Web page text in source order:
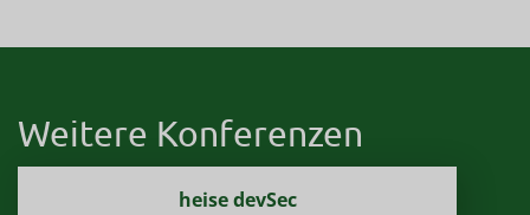
Weitere Konferenzen
heise devSec